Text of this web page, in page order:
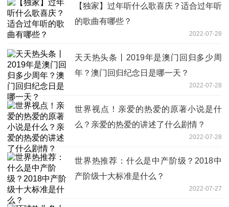
【独家】过年听什么歌喜庆？适合过年听
的歌曲有哪些？
2022-07-28
天天热头条丨2019年是澳门回归多少周
年？澳门回归纪念日是哪一天？
2022-07-28
世界视点！亲爱的热爱的原著小说是什
么？亲爱的热爱的讲述了什么剧情？
2022-07-28
世界热推荐：什么是中产阶级？2018中
产阶级十大标准是什么？
2022-07-27